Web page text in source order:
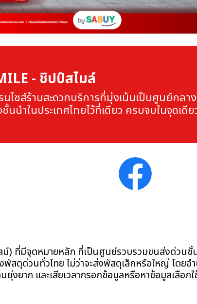
- ชิปป์สไมล์
ไชส์ร้านสะดวกบริการที่มุ่งเน้นเป็นศูนย์กลาง
นำในประเทศไทยไว้ที่เดียว ครบจบในจุดเดีย
ที่มีจุดหมายหลัก ที่เป็นศูนย์รวบรวมขนส่งด่วนชั้
สดุด่วนทั่วไทย ไม่ว่าจะส่งพัสดุเล็กหรือใหญ่ โดยอ
งยาก และเสียเวลากรอกข้อมูลหรือหาข้อมูลเลือกใ